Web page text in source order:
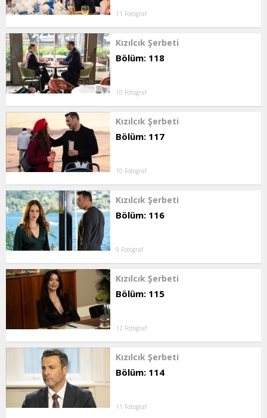
11 Fotoğraf
Kızılcık Şerbeti
Bölüm: 118
10 Fotoğraf
Kızılcık Şerbeti
Bölüm: 117
10 Fotoğraf
Kızılcık Şerbeti
Bölüm: 116
9 Fotoğraf
Kızılcık Şerbeti
Bölüm: 115
12 Fotoğraf
Kızılcık Şerbeti
Bölüm: 114
11 Fotoğraf